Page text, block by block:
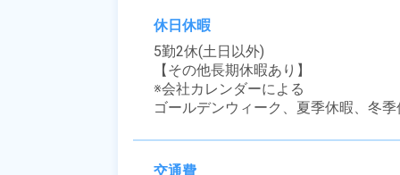
休日休暇
5勤2休(土日以外)
【その他長期休暇あり】
※会社カレンダーによる
ゴールデンウィーク、夏季休暇、冬季
交通費